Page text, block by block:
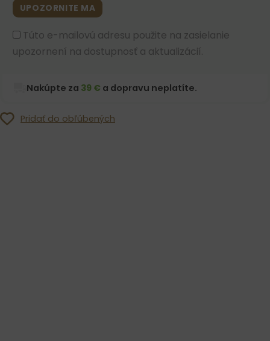
UPOZORNITE MA
Túto e-mailovú adresu použite na zasielanie
upozornení na dostupnosť a aktualizácií.
Nakúpte za 39 € a dopravu neplatíte.
Pridať do obľúbených